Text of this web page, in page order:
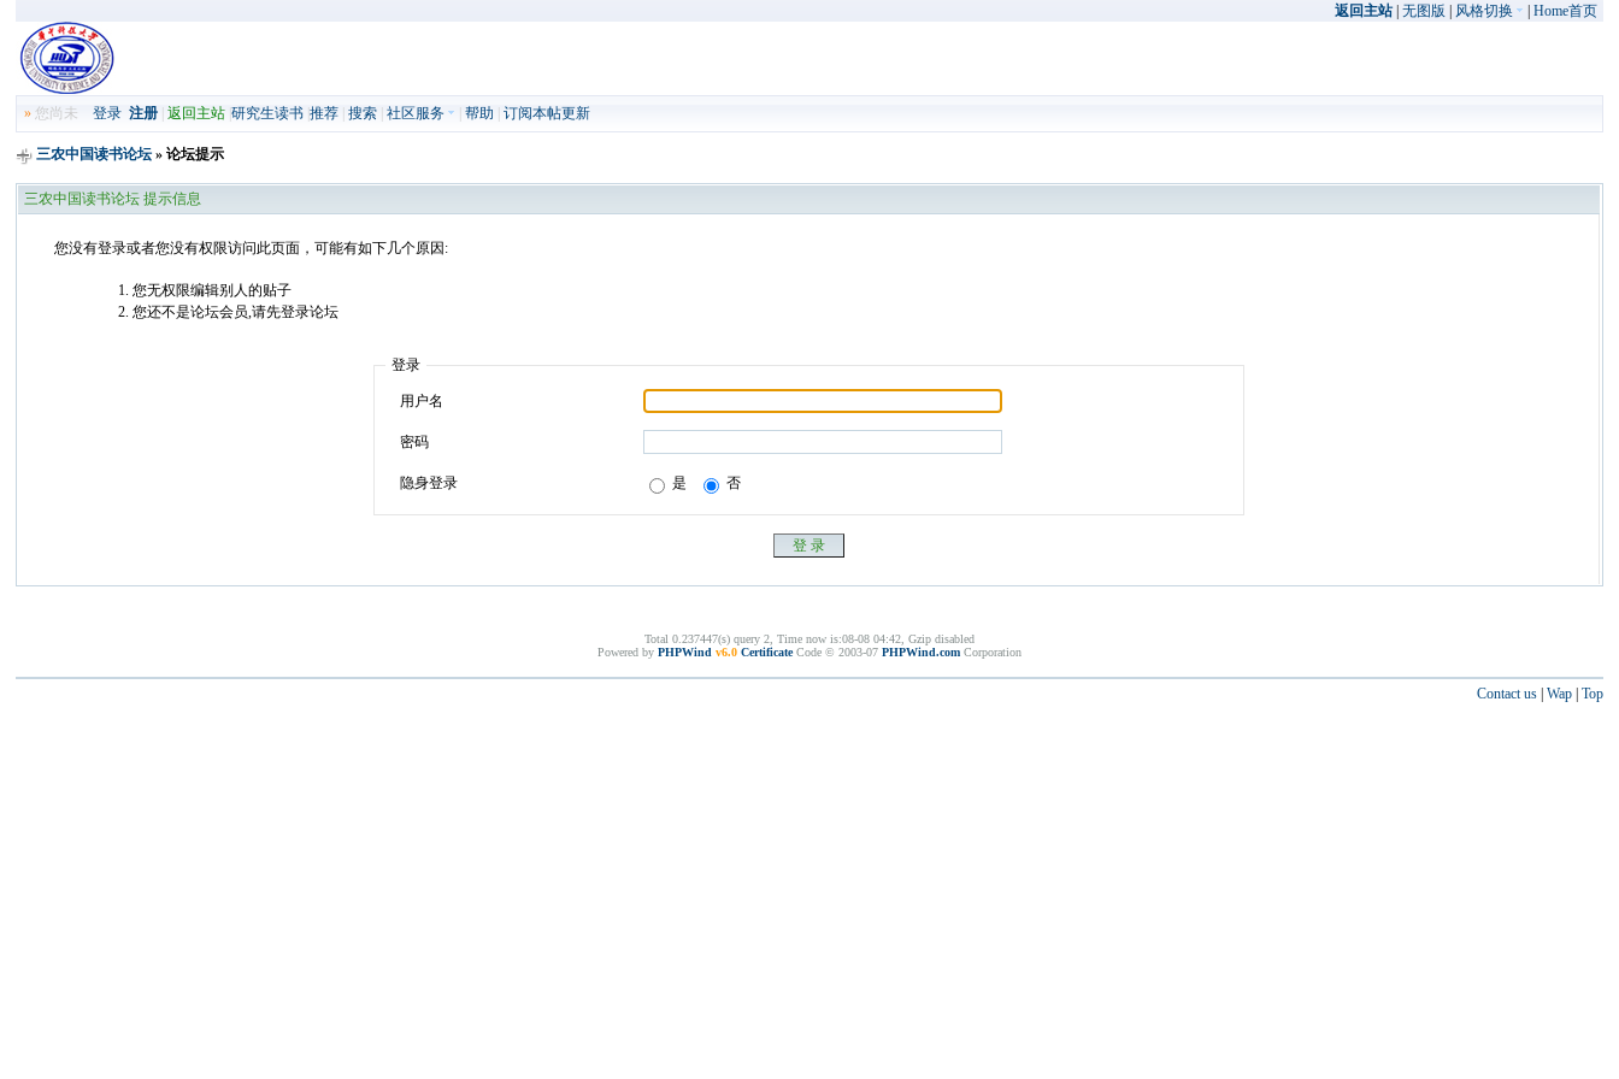
返回主站| 无图版 风格切换 Home首页
» 您尚未登录 注册 |返回主站 |研究生读书 |推荐 |搜索 |社区服务 |帮助 |订阅本帖更新
三农中国读书论坛 » 论坛提示
三农中国读书论坛 提示信息
您没有登录或者您没有权限访问此页面，可能有如下几个原因:
您无权限编辑别人的贴子
您还不是论坛会员,请先登录论坛
登录
用户名
密码
隐身登录 是 否
Total 0.237447(s) query 2, Time now is:08-08 04:42, Gzip disabled
Powered by PHPWind v6.0 CertificateCode © 2003-07 PHPWind.com Corporation
Contact us| Wap| Top